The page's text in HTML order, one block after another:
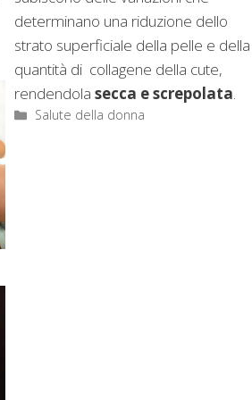
determinano una riduzione dello
strato superficiale della pelle e della
quantità di collagene della cute,
rendendola secca e screpolata.
Categorie
Salute della donna